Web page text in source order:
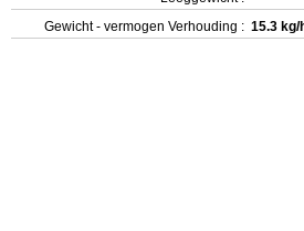
Gewicht - vermogen Verhouding : 15.3 kg/